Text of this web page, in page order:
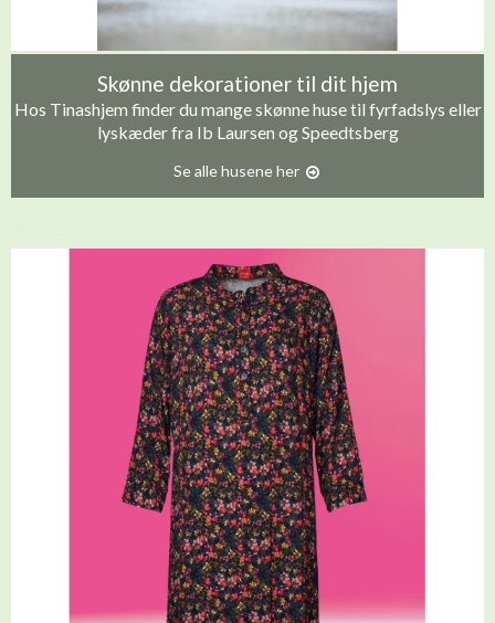
Skønne dekorationer til dit hjem
Hos Tinashjem finder du mange skønne huse til fyrfadslys eller
lyskæder fra Ib Laursen og Speedtsberg
Se alle husene her